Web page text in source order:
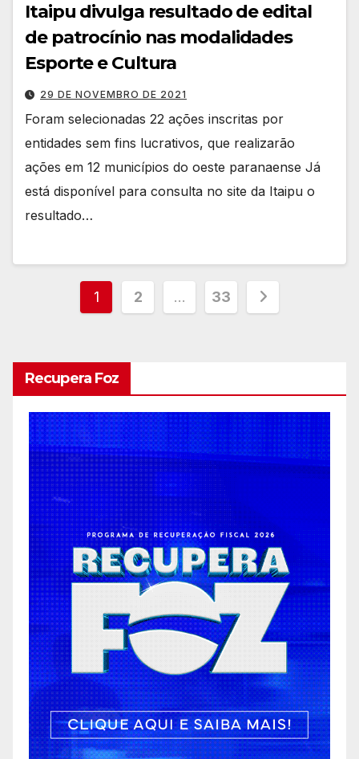
Itaipu divulga resultado de edital
de patrocínio nas modalidades
Esporte e Cultura
29 DE NOVEMBRO DE 2021
Foram selecionadas 22 ações inscritas por
entidades sem fins lucrativos, que realizarão
ações em 12 municípios do oeste paranaense Já
está disponível para consulta no site da Itaipu o
resultado…
Paginação
conteúdos
1 2 … 33
Recupera Foz